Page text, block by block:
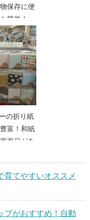
保存に便
簡単！
の折り紙
富！和紙
面品があ
育てやすいオススメ
プがおすすめ！自動